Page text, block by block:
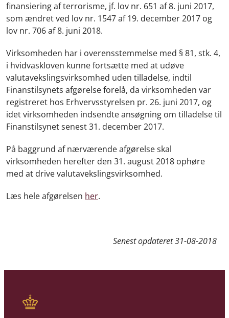
finansiering af terrorisme, jf. lov nr. 651 af 8. juni 2017,
som ændret ved lov nr. 1547 af 19. december 2017 og
lov nr. 706 af 8. juni 2018.
Virksomheden har i overensstemmelse med § 81, stk. 4,
i hvidvaskloven kunne fortsætte med at udøve
valutavekslingsvirksomhed uden tilladelse, indtil
Finanstilsynets afgørelse forelå, da virksomheden var
registreret hos Erhvervsstyrelsen pr. 26. juni 2017, og
idet virksomheden indsendte ansøgning om tilladelse til
Finanstilsynet senest 31. december 2017.
På baggrund af nærværende afgørelse skal
virksomheden herefter den 31. august 2018 ophøre
med at drive valutavekslingsvirksomhed.
Læs hele afgørelsen her.
Senest opdateret31-08-2018